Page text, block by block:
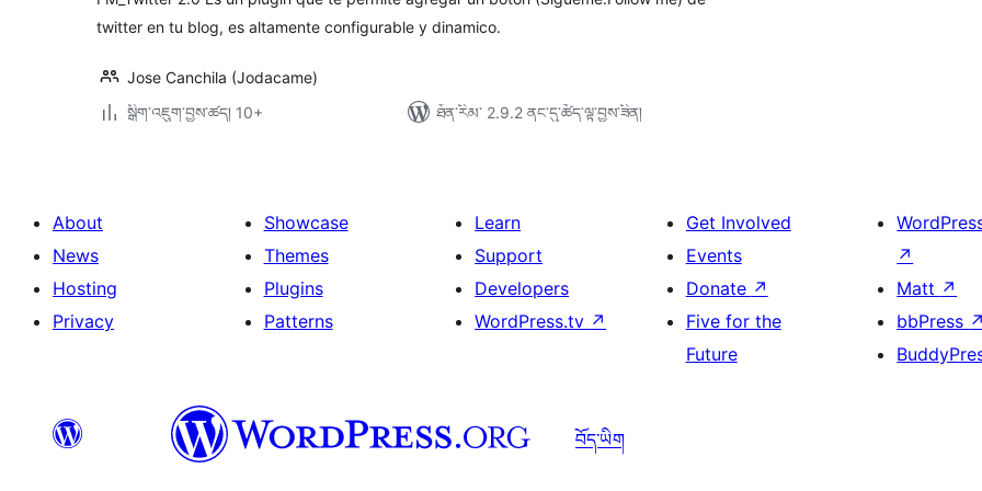
twitter en tu blog, es altamente configurable y dinamico.
Jose Canchila (Jodacame)
སྒྲིག་འཇུག་བྱས་ཚད། 10+
ཐོན་རིམ་ 2.9.2 ནང་དུ་ཚོད་ལྟ་བྱས་ཟིན།
About
News
Hosting
Privacy
Showcase
Themes
Plugins
Patterns
Learn
Support
Developers
WordPress.tv ↗
Get Involved
Events
Donate ↗
Five for the
Future
↗
Matt ↗
bbPress ↗
བོད་ཡིག